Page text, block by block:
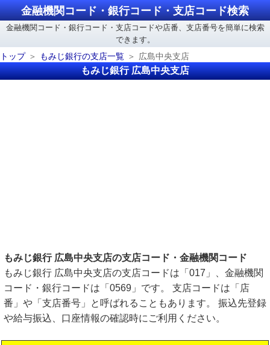
金融機関コード・銀行コード・支店コード検索
金融機関コード・銀行コード・支店コードや店番、支店番号を簡単に検索
できます。
トップ
もみじ銀行の支店一覧 広島中央支店
もみじ銀行 広島中央支店
もみじ銀行 広島中央支店の支店コード・金融機関コード
もみじ銀行 広島中央支店の支店コードは「017」、金融機関
コード・銀行コードは「0569」です。 支店コードは「店
番」や「支店番号」と呼ばれることもあります。 振込先登録
や給与振込、口座情報の確認時にご利用ください。